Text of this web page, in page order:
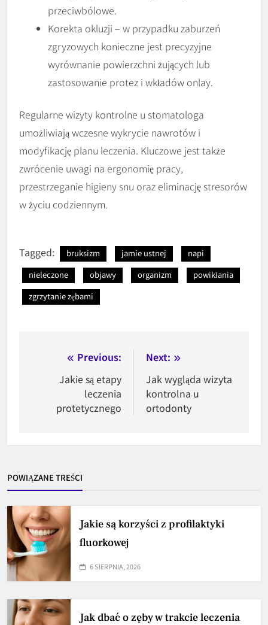
przeciwbólowe.
Korekta okluzji – w przypadku zaburzeń
zgryzowych konieczne jest precyzyjne
wyrównanie powierzchni żujących lub
zastosowanie protez i wkładów onlay.
Regularne wizyty kontrolne u stomatologa
umożliwiają wczesne wykrycie nawrotów i
modyfikację planu leczenia. Kluczowe jest także
zwrócenie uwagi na ergonomię pracy,
przestrzeganie higieny snu oraz eliminację stresorów
w życiu codziennym.
Tagged: bruksizm jamie ustnej
napi
nieleczone
objawy organizm
powikłania
zgrzytanie zębami
Nawigacja
wpisu
Previous:
Jakie są etapy
leczenia
protetycznego
Next:
Jak wygląda wizyta
kontrolna u
ortodonty
POWIĄZANE TREŚCI
Jakie są korzyści z profilaktyki
fluorkowej
6 SIERPNIA, 2026
Jak dbać o zęby w trakcie leczenia